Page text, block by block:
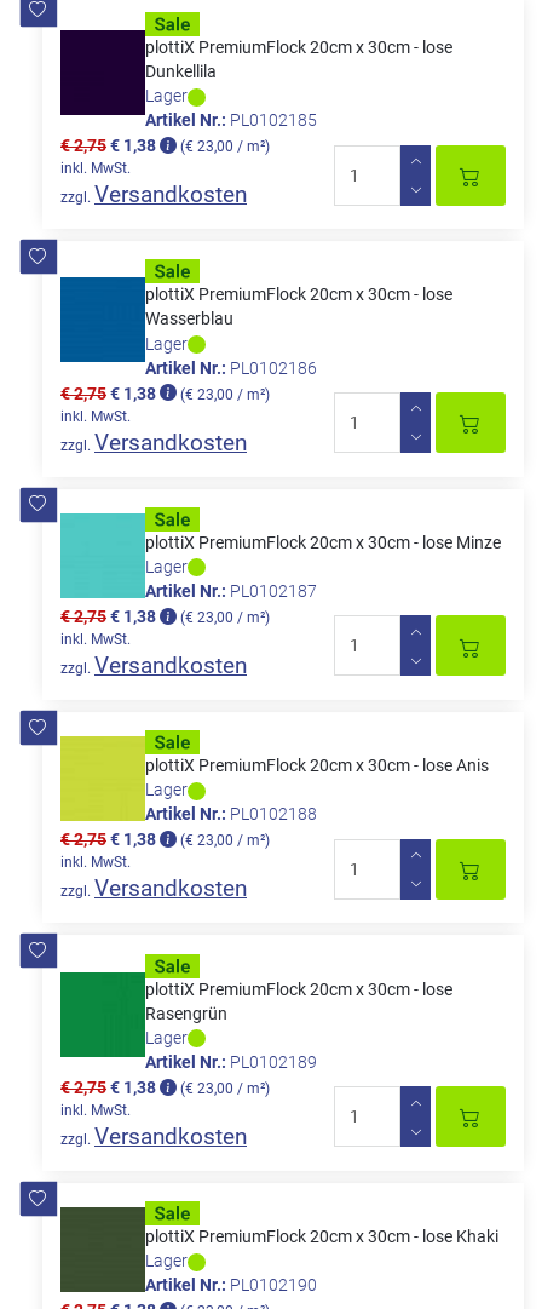
plottiX PremiumFlock 20cm x 30cm - lose
Dunkellila
Lager
Artikel Nr.: PL0102185
€ 2,75€ 1,38
(€ 23,00 / m²)
inkl. MwSt.
zzgl. Versandkosten
plottiX PremiumFlock 20cm x 30cm - lose
Wasserblau
Lager
Artikel Nr.: PL0102186
€ 2,75€ 1,38
(€ 23,00 / m²)
inkl. MwSt.
zzgl. Versandkosten
plottiX PremiumFlock 20cm x 30cm - lose Minze
Lager
Artikel Nr.: PL0102187
€ 2,75€ 1,38
(€ 23,00 / m²)
inkl. MwSt.
zzgl. Versandkosten
plottiX PremiumFlock 20cm x 30cm - lose Anis
Lager
Artikel Nr.: PL0102188
€ 2,75€ 1,38
(€ 23,00 / m²)
inkl. MwSt.
zzgl. Versandkosten
plottiX PremiumFlock 20cm x 30cm - lose
Rasengrün
Lager
Artikel Nr.: PL0102189
€ 2,75€ 1,38
(€ 23,00 / m²)
inkl. MwSt.
zzgl. Versandkosten
plottiX PremiumFlock 20cm x 30cm - lose Khaki
Lager
Artikel Nr.: PL0102190